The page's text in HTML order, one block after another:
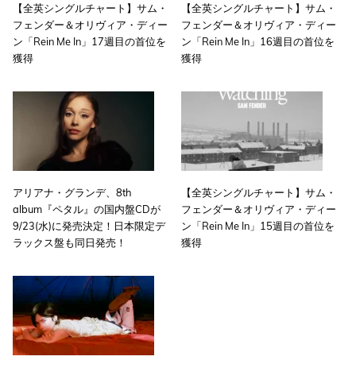
【全英シングルチャート】サム・
フェンダー＆オリヴィア・ディー
ン「Rein Me In」17週目の首位を
獲得
【全英シングルチャート】サム・
フェンダー＆オリヴィア・ディー
ン「Rein Me In」16週目の首位を
獲得
アリアナ・グランデ、8th
album『ペタル』の国内盤CDが
9/23(水)に発売決定！日本限定デ
ラックス盤も同日発売！
【全英シングルチャート】サム・
フェンダー＆オリヴィア・ディー
ン「Rein Me In」15週目の首位を
獲得